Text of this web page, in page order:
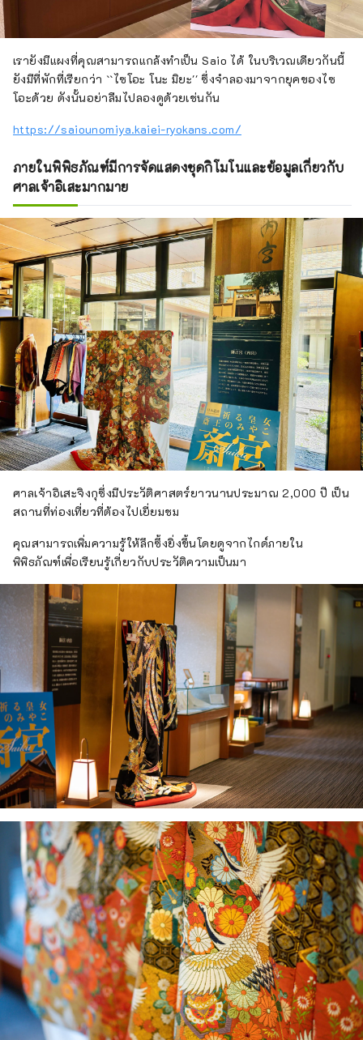
เรายังมีแผงที่คุณสามารถแกล้งทำเป็น Saio ได้ ในบริเวณเดียวกันนี้
ยังมีที่พักที่เรียกว่า ``ไซโอะ โนะ มิยะ'' ซึ่งจำลองมาจากยุคของไซ
โอะด้วย ดังนั้นอย่าลืมไปลองดูด้วยเช่นกัน
https://saiounomiya.kaiei-ryokans.com/
ภายในพิพิธภัณฑ์มีการจัดแสดงชุดกิโมโนและข้อมูลเกี่ยวกับ
ศาลเจ้าอิเสะมากมาย
ศาลเจ้าอิเสะจิงกุซึ่งมีประวัติศาสตร์ยาวนานประมาณ 2,000 ปี เป็น
สถานที่ท่องเที่ยวที่ต้องไปเยี่ยมชม
คุณสามารถเพิ่มความรู้ให้ลึกซึ้งยิ่งขึ้นโดยดูจากไกด์ภายใน
พิพิธภัณฑ์เพื่อเรียนรู้เกี่ยวกับประวัติความเป็นมา